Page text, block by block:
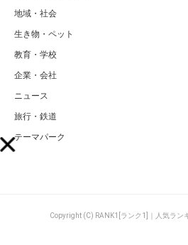
地域・社会
生き物・ペット
教育・学校
企業・会社
ニュース
旅行・鉄道
テーマパーク
Copyright (C) RANK1[ランク1]｜人気ラン